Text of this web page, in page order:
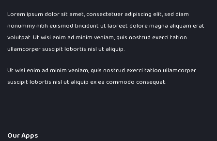
Lorem ipsum dolor sit amet, consectetuer adipiscing elit, sed diam
nonummy nibh euismod tincidunt ut laoreet dolore magna aliquam erat
volutpat. Ut wisi enim ad minim veniam, quis nostrud exerci tation
ullamcorper suscipit lobortis nisl ut aliquip.
Ut wisi enim ad minim veniam, quis nostrud exerci tation ullamcorper
suscipit lobortis nisl ut aliquip ex ea commodo consequat.
Our Apps